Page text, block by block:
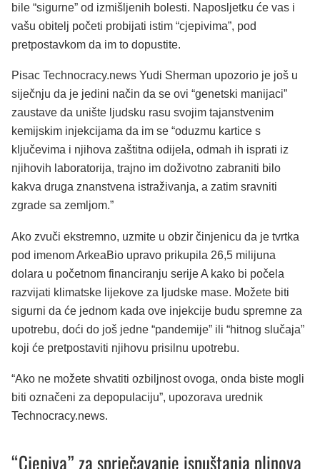
bile “sigurne” od izmišljenih bolesti. Naposljetku će vas i
vašu obitelj početi probijati istim “cjepivima”, pod
pretpostavkom da im to dopustite.
Pisac Technocracy.news Yudi Sherman upozorio je još u
siječnju da je jedini način da se ovi “genetski manijaci”
zaustave da unište ljudsku rasu svojim tajanstvenim
kemijskim injekcijama da im se “oduzmu kartice s
ključevima i njihova zaštitna odijela, odmah ih isprati iz
njihovih laboratorija, trajno im doživotno zabraniti bilo
kakva druga znanstvena istraživanja, a zatim sravniti
zgrade sa zemljom.”
Ako zvuči ekstremno, uzmite u obzir činjenicu da je tvrtka
pod imenom ArkeaBio upravo prikupila 26,5 milijuna
dolara u početnom financiranju serije A kako bi počela
razvijati klimatske lijekove za ljudske mase. Možete biti
sigurni da će jednom kada ove injekcije budu spremne za
upotrebu, doći do još jedne “pandemije” ili “hitnog slučaja”
koji će pretpostaviti njihovu prisilnu upotrebu.
“Ako ne možete shvatiti ozbiljnost ovoga, onda biste mogli
biti označeni za depopulaciju”, upozorava urednik
Technocracy.news.
“Cjepiva” za sprječavanje ispuštanja plinova